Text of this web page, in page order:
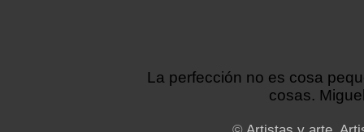
La perfección no es cosa
cosas.